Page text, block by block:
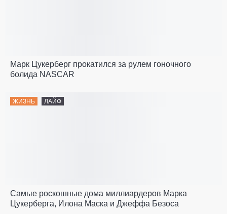
Марк Цукерберг прокатился за рулем гоночного
болида NASCAR
ЖИЗНЬ ЛАЙФ
Самые роскошные дома миллиардеров Марка
Цукерберга, Илона Маска и Джеффа Безоса